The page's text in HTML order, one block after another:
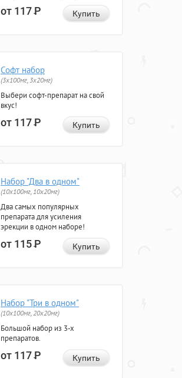
от 117Р Купить
Софт набор
(3x100мг, 3x20мг)
Выбери софт-препарат на свой
вкус!
от 117Р Купить
Набор "Два в одном"
(10x100мг, 10x20мг)
Два самых популярных
препарата для усиления
эрекции в одном наборе!
от 115Р Купить
Набор "Три в одном"
(10x100мг, 20x20мг)
Большой набор из 3-х
препаратов.
от 117Р Купить